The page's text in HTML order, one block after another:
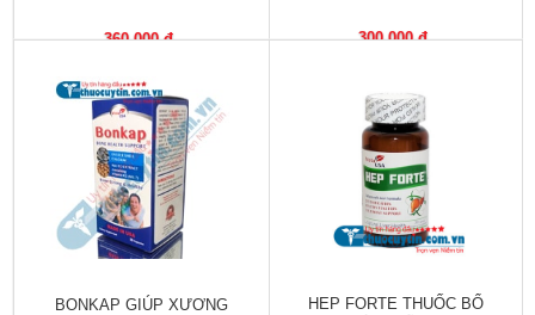
Oxy
Ăn
ngon,
ngủ
ngon
Chăm
sóc
360,000 đ 300,000 đ
BONKAP GIÚP XƯƠNG
HEP FORTE THUỐC BỔ